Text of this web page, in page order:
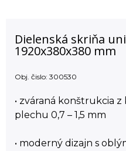
Dielenská skriňa
1920x380x380 mm
Obj. čislo: 300530
• zváraná konštrukcia
plechu 0,7 – 1,5 mm
• moderný dizajn s